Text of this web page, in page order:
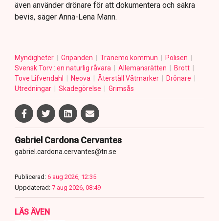
även använder drönare för att dokumentera och säkra
bevis, säger Anna-Lena Mann.
Myndigheter Gripanden Tranemo kommun
Polisen
Svensk Torv : en naturlig råvara
Allemansrätten
Brott
Tove Lifvendahl
Neova Återställ Våtmarker
Drönare
Utredningar
Skadegörelse Grimsås
Gabriel Cardona Cervantes
gabriel.cardona.cervantes@tn.se
Publicerad: 6 aug 2026, 12:35
Uppdaterad: 7 aug 2026, 08:49
LÄS ÄVEN